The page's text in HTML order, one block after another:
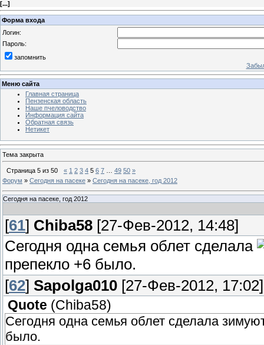
[...]
Форма входа
Логин:
Пароль:
запомнить
Меню сайта
Главная страница
Пензенская область
Наше пчеловодство
Информация сайта
Обратная связь
Нетикет
Тема закрыта
Страница 5 из 50 « 1 2 3 4 5 6 7 49 50 »
Форум » Сегодня на пасеке » Сегодня на пасеке, год 2012
Сегодня на пасеке, год 2012
[61] Chiba58 [27-Фев-2012, 14:48]
Сегодня одна семья облет сделала
препекло +6 было.
[62] Sapolga010 [27-Фев-2012, 17:02]
Quote (Chiba58)
Сегодня одна семья облет сделала
было.